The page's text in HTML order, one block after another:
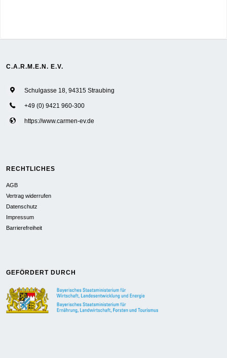
C.A.R.M.E.N. E.V.
Schulgasse 18, 94315 Straubing
+49 (0) 9421 960-300
https://www.carmen-ev.de
RECHTLICHES
AGB
Vertrag widerrufen
Datenschutz
Impressum
Barrierefreiheit
GEFÖRDERT DURCH